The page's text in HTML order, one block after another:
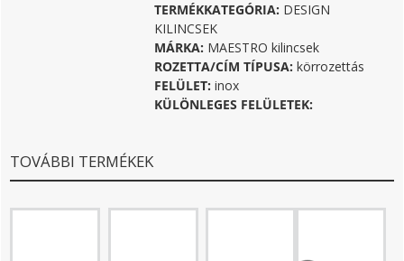
TERMÉKKATEGÓRIA: DESIGN
KILINCSEK
MÁRKA: MAESTRO kilincsek
ROZETTA/CÍM TÍPUSA: körrozettás
FELÜLET: inox
KÜLÖNLEGES FELÜLETEK:
TOVÁBBI TERMÉKEK